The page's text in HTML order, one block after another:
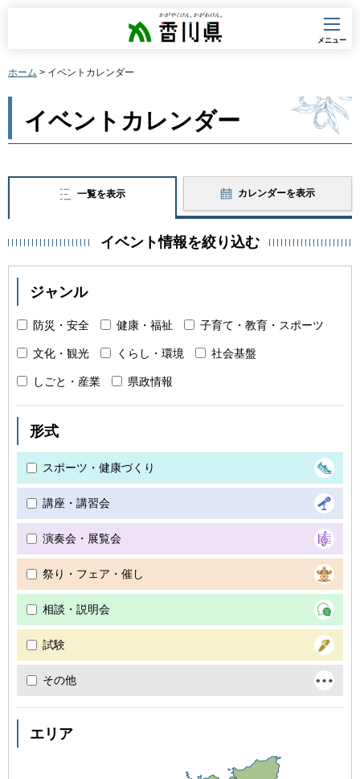
香川県
メニュー
ホーム > イベントカレンダー
イベントカレンダー
一覧を表示 カレンダーを表示
イベント情報を絞り込む
ジャンル
防災・安全 健康・福祉 子育て・教育・スポーツ
文化・観光 くらし・環境 社会基盤
しごと・産業 県政情報
形式
スポーツ・健康づくり
講座・講習会
演奏会・展覧会
祭り・フェア・催し
相談・説明会
試験
その他
エリア